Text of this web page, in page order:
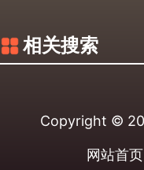
相关搜索
Copyright ©
网站首页